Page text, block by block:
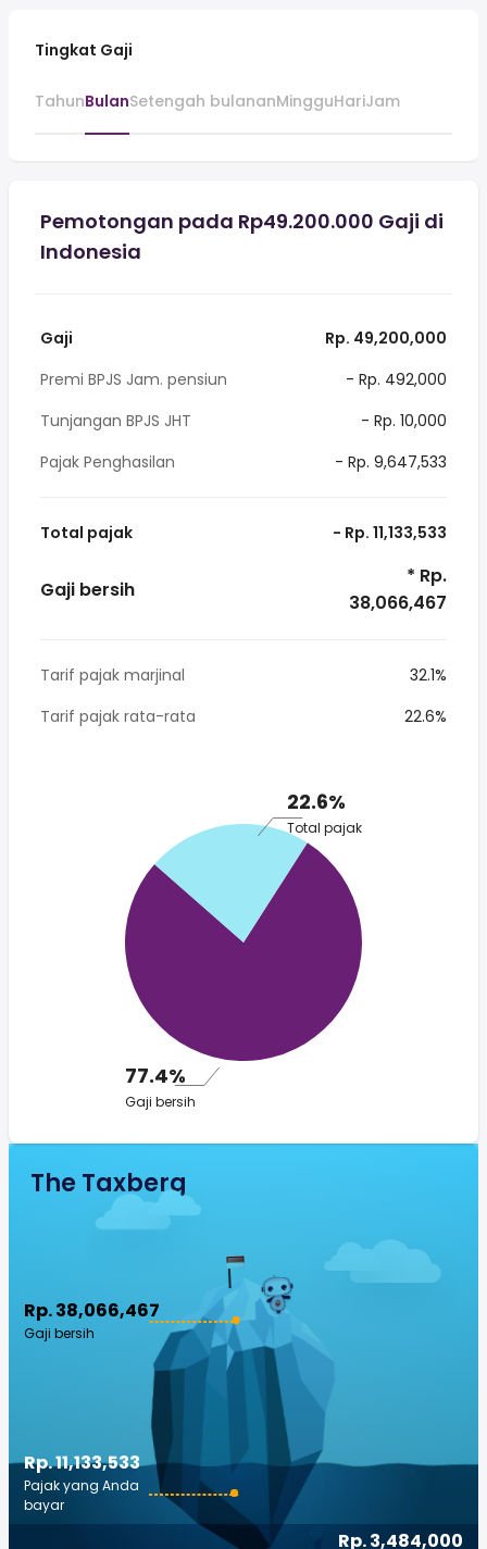
Tingkat Gaji
TahunBulanSetengah bulananMingguHariJam
Pemotongan pada Rp49.200.000 Gaji di
Indonesia
Gaji
Rp. 49,200,000
Premi BPJS Jam. pensiun
- Rp. 492,000
Tunjangan BPJS JHT
- Rp. 10,000
Pajak Penghasilan
- Rp. 9,647,533
Total pajak - Rp. 11,133,533
Gaji bersih
* Rp.
38,066,467
Tarif pajak marjinal
32.1%
Tarif pajak rata-rata
22.6%
22.6%
Total pajak
77.4%
Gaji bersih
The Taxberg
Rp. 38,066,467
Gaji bersih
Rp. 3,484,000
Rp. 11,133,533
Pajak yang Anda
bayar